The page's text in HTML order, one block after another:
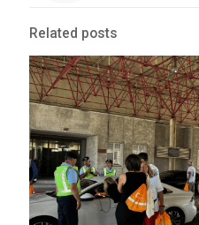
Related posts